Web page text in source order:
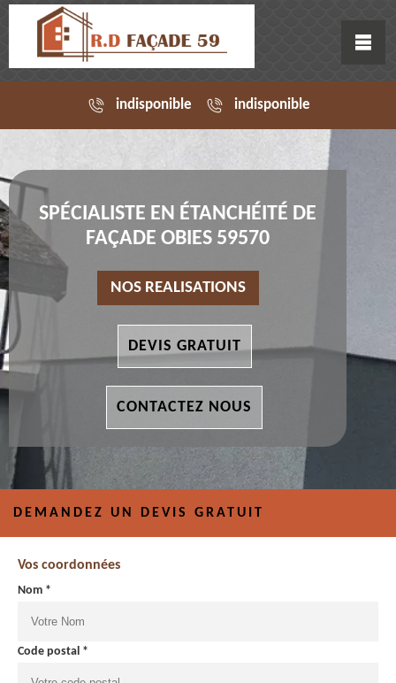
indisponible indisponible
SPÉCIALISTE EN ÉTANCHÉITÉ DE
FAÇADE OBIES 59570
NOS REALISATIONS
DEVIS GRATUIT
CONTACTEZ NOUS
DEMANDEZ UN DEVIS GRATUIT
Vos coordonnées
Nom *
Code postal *